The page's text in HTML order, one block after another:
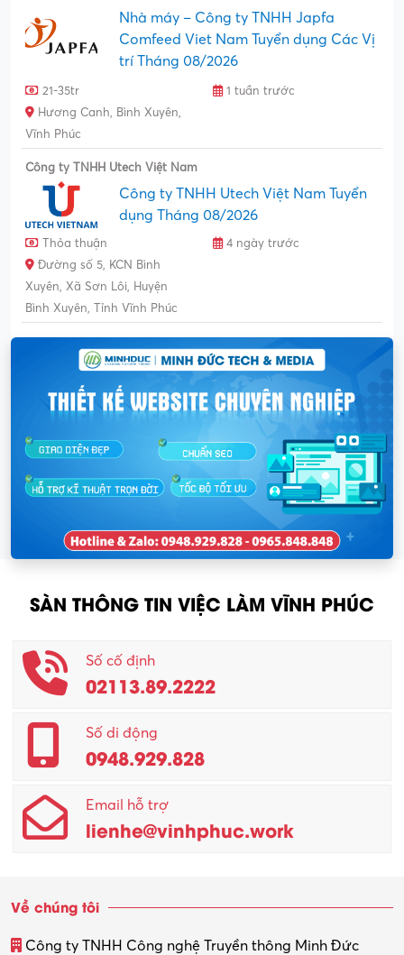
Nhà máy – Công ty TNHH Japfa
Comfeed Viet Nam Tuyển dụng Các Vị
trí Tháng 08/2026
21-35tr
1 tuần trước
Hương Canh, Bình Xuyên,
Vĩnh Phúc
Công ty TNHH Utech Việt Nam
Công ty TNHH Utech Việt Nam Tuyển
dụng Tháng 08/2026
Thỏa thuận
4 ngày trước
Đường số 5, KCN Bình
Xuyên, Xã Sơn Lôi, Huyện
Bình Xuyên, Tỉnh Vĩnh Phúc
SÀN THÔNG TIN VIỆC LÀM VĨNH PHÚC
Số cố định
02113.89.2222
Số di động
0948.929.828
Email hỗ trợ
lienhe@vinhphuc.work
Về chúng tôi
Công ty TNHH Công nghệ Truyền thông Minh Đức